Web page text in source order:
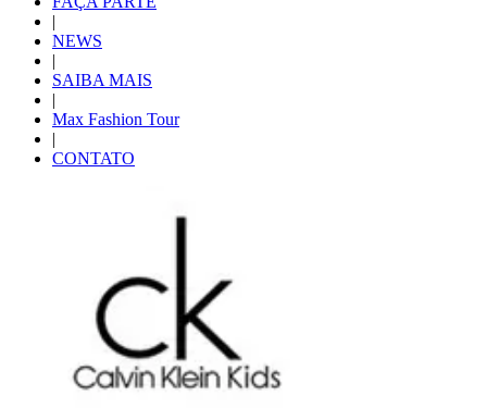
|
NEWS
|
SAIBA MAIS
|
Max Fashion Tour
|
CONTATO